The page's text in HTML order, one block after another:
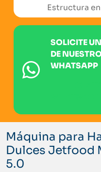
Sello de
SOLICITE
DE
WHATSAPP
Máquina para
Dulces Jetfood
5.0